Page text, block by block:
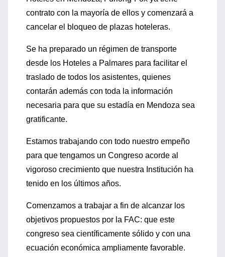
contrato con la mayoría de ellos y comenzará a
cancelar el bloqueo de plazas hoteleras.
Se ha preparado un régimen de transporte
desde los Hoteles a Palmares para facilitar el
traslado de todos los asistentes, quienes
contarán además con toda la información
necesaria para que su estadía en Mendoza sea
gratificante.
Estamos trabajando con todo nuestro empeño
para que tengamos un Congreso acorde al
vigoroso crecimiento que nuestra Institución ha
tenido en los últimos años.
Comenzamos a trabajar a fin de alcanzar los
objetivos propuestos por la FAC: que este
congreso sea científicamente sólido y con una
ecuación económica ampliamente favorable.